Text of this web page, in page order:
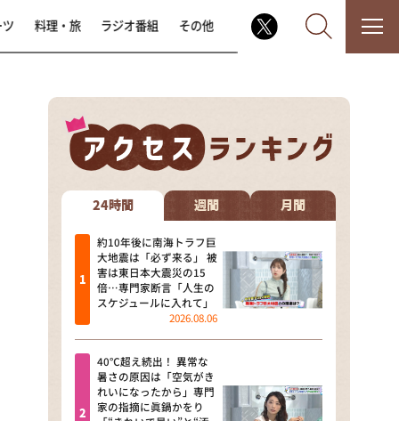
なるみ・岡村の過ぎるTV
相席食堂
これ余談なんですけど・・・
～人生密着トークバラエティ！
～ やすとものいたって真剣です
探偵！ナイトスクープ
news おかえり
河合＆A.B.C-Z塚田×福井アナ
料理・旅 ラジオ番組 その他
24時間 週間 月間
約10年後に南海トラフ巨
大地震は「必ず来る」 被
害は東日本大震災の15
倍…専門家断言「人生の
スケジュールに入れて」
2026.08.06
40℃超え続出！ 異常な
暑さの原因は「空気がき
れいになったから」専門
家の指摘に眞鍋かをり